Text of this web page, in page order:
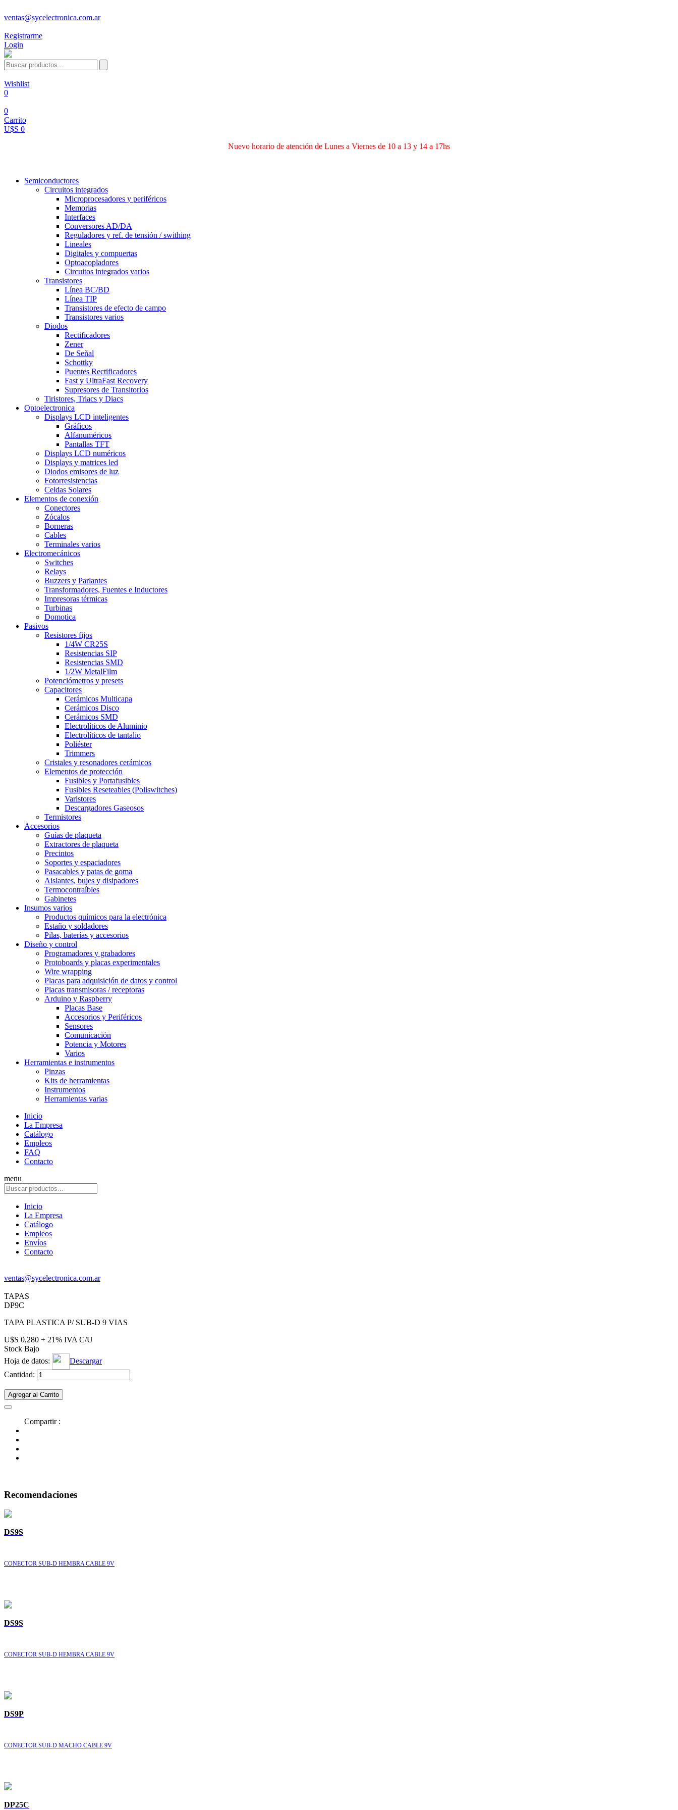
ventas@sycelectronica.com.ar
Registrarme
Login
Wishlist
0
0
Carrito
U$S 0
Nuevo horario de atención de Lunes a Viernes de 10 a 13 y 14 a 17hs
Semiconductores
Circuitos integrados
Microprocesadores y periféricos
Memorias
Interfaces
Conversores AD/DA
Reguladores y ref. de tensión / swithing
Lineales
Digitales y compuertas
Optoacopladores
Circuitos integrados varios
Transistores
Línea BC/BD
Línea TIP
Transistores de efecto de campo
Transistores varios
Diodos
Rectificadores
Zener
De Señal
Schottky
Puentes Rectificadores
Fast y UltraFast Recovery
Supresores de Transitorios
Tiristores, Triacs y Diacs
Optoelectronica
Displays LCD inteligentes
Gráficos
Alfanuméricos
Pantallas TFT
Displays LCD numéricos
Displays y matrices led
Diodos emisores de luz
Fotorresistencias
Celdas Solares
Elementos de conexión
Conectores
Zócalos
Borneras
Cables
Terminales varios
Electromecánicos
Switches
Relays
Buzzers y Parlantes
Transformadores, Fuentes e Inductores
Impresoras térmicas
Turbinas
Domotica
Pasivos
Resistores fijos
1/4W CR25S
Resistencias SIP
Resistencias SMD
1/2W MetalFilm
Potenciómetros y presets
Capacitores
Cerámicos Multicapa
Cerámicos Disco
Cerámicos SMD
Electrolíticos de Aluminio
Electrolíticos de tantalio
Poliéster
Trimmers
Cristales y resonadores cerámicos
Elementos de protección
Fusibles y Portafusibles
Fusibles Reseteables (Poliswitches)
Varistores
Descargadores Gaseosos
Termistores
Accesorios
Guías de plaqueta
Extractores de plaqueta
Precintos
Soportes y espaciadores
Pasacables y patas de goma
Aislantes, bujes y disipadores
Termocontraíbles
Gabinetes
Insumos varios
Productos químicos para la electrónica
Estaño y soldadores
Pilas, baterías y accesorios
Diseño y control
Programadores y grabadores
Protoboards y placas experimentales
Wire wrapping
Placas para adquisición de datos y control
Placas transmisoras / receptoras
Arduino y Raspberry
Placas Base
Accesorios y Periféricos
Sensores
Comunicación
Potencia y Motores
Varios
Herramientas e instrumentos
Pinzas
Kits de herramientas
Instrumentos
Herramientas varias
Inicio
La Empresa
Catálogo
Empleos
FAQ
Contacto
menu
Inicio
La Empresa
Catálogo
Empleos
Envíos
Contacto
ventas@sycelectronica.com.ar
TAPAS
DP9C
TAPA PLASTICA P/ SUB-D 9 VIAS
U$S 0,280 + 21% IVA C/U
Stock Bajo
Hoja de datos:
Descargar
Cantidad:
Agregar al Carrito
Compartir :
Recomendaciones
DS9S
CONECTOR SUB-D HEMBRA CABLE 9V
DS9S
CONECTOR SUB-D HEMBRA CABLE 9V
DS9P
CONECTOR SUB-D MACHO CABLE 9V
DP25C